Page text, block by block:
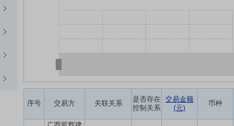
序号 交易方 关联关系
是否存在
控制关系
交易金额
(元)
币种